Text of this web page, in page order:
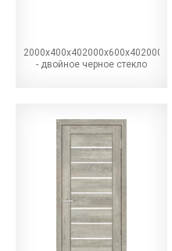
- двойное черное стекло